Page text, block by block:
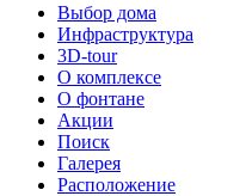
Выбор дома
Инфраструктура
3D-tour
О комплексе
О фонтане
Акции
Поиск
Галерея
Расположение